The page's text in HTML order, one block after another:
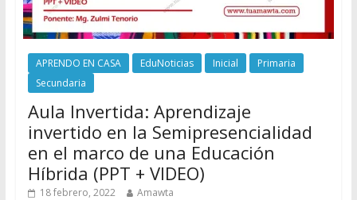
APRENDO EN CASA EduNoticias Inicial
Primaria
Secundaria
Aula Invertida: Aprendizaje
invertido en la Semipresencialidad
en el marco de una Educación
Híbrida (PPT + VIDEO)
18 febrero, 2022 Amawta